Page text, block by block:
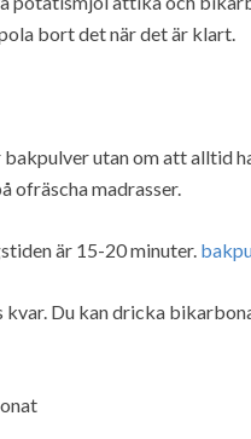
bort det när det är klart.
utan om att alltid
ofräscha madrasser.
är 15-20 minuter.
Du kan dricka